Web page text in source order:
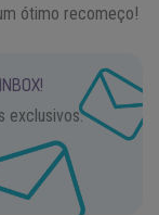
ótimo recomeço!
exclusivos.